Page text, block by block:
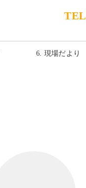
TEL
6. 現場だより